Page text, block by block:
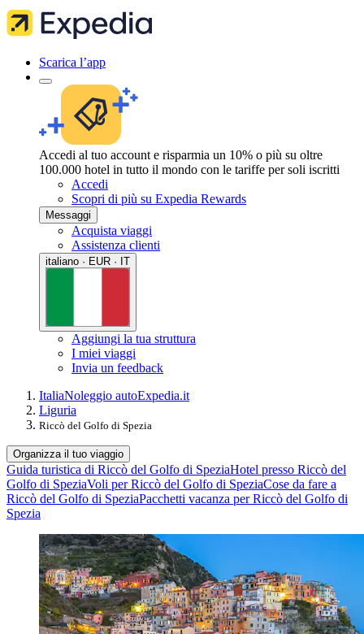
Scarica l’app
Accedi al tuo account e risparmia un 10% o più su oltre
100.000 hotel in tutto il mondo con le tariffe per soli iscritti
Accedi
Scopri di più su Expedia Rewards
Messaggi
Acquista viaggi
Assistenza clienti
italiano · EUR · IT
Aggiungi la tua struttura
I miei viaggi
Invia un feedback
ItaliaNoleggio autoExpedia.it
Liguria
Riccò del Golfo di Spezia
Organizza il tuo viaggio
Guida turistica di Riccò del Golfo di SpeziaHotel presso Riccò del
Golfo di SpeziaVoli per Riccò del Golfo di SpeziaCose da fare a
Riccò del Golfo di SpeziaPacchetti vacanza per Riccò del Golfo di
Spezia